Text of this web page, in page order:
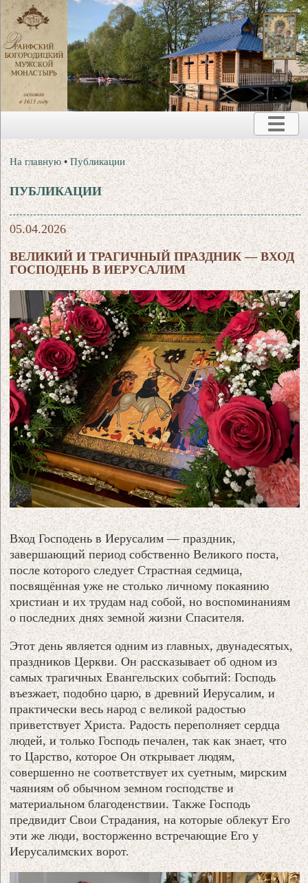
На главную •Публикации
ПУБЛИКАЦИИ
05.04.2026
ВЕЛИКИЙ И ТРАГИЧНЫЙ ПРАЗДНИК — ВХОД
ГОСПОДЕНЬ В ИЕРУСАЛИМ
Вход Господень в Иерусалим — праздник,
завершающий период собственно Великого поста,
после которого следует Страстная седмица,
посвящённая уже не столько личному покаянию
христиан и их трудам над собой, но воспоминаниям
о последних днях земной жизни Спасителя.
Этот день является одним из главных, двунадесятых,
праздников Церкви. Он рассказывает об одном из
самых трагичных Евангельских событий: Господь
въезжает, подобно царю, в древний Иерусалим, и
практически весь народ с великой радостью
приветствует Христа. Радость переполняет сердца
людей, и только Господь печален, так как знает, что
то Царство, которое Он открывает людям,
совершенно не соответствует их суетным, мирским
чаяниям об обычном земном господстве и
материальном благоденствии. Также Господь
предвидит Свои Страдания, на которые облекут Его
эти же люди, восторженно встречающие Его у
Иерусалимских ворот.